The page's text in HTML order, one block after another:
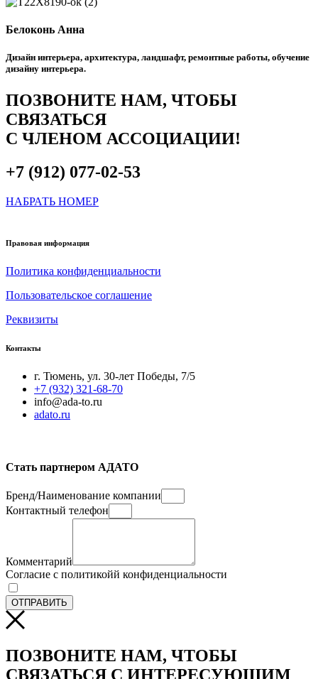
Белоконь Анна
Дизайн интерьера, архитектура, ландшафт, ремонтные работы, обучение
дизайну интерьера.
ПОЗВОНИТЕ НАМ, ЧТОБЫ
СВЯЗАТЬСЯ
С ЧЛЕНОМ АССОЦИАЦИИ!
+7 (912) 077-02-53
НАБРАТЬ НОМЕР
Правовая информация
Политика конфиденциальности
Пользовательское соглашение
Реквизиты
Контакты
г. Тюмень, ул. 30-лет Победы, 7/5
+7 (932) 321-68-70
info@ada-to.ru
adato.ru
Стать партнером АДАТО
Бренд/Наименование компании
Контактный телефон
Комментарий
Согласие с политикойй конфиденциальности
ОТПРАВИТЬ
ПОЗВОНИТЕ НАМ, ЧТОБЫ
СВЯЗАТЬСЯ С ИНТЕРЕСУЮЩИМ